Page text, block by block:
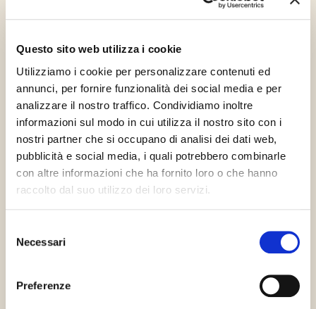
Questo sito web utilizza i cookie
Utilizziamo i cookie per personalizzare contenuti ed
annunci, per fornire funzionalità dei social media e per
analizzare il nostro traffico. Condividiamo inoltre
informazioni sul modo in cui utilizza il nostro sito con i
nostri partner che si occupano di analisi dei dati web,
pubblicità e social media, i quali potrebbero combinarle
con altre informazioni che ha fornito loro o che hanno
raccolto dal suo utilizzo dei loro servizi.
delNecessari
Preferenze
2 vödrök x 3kg (6kg)
Gluténmentes